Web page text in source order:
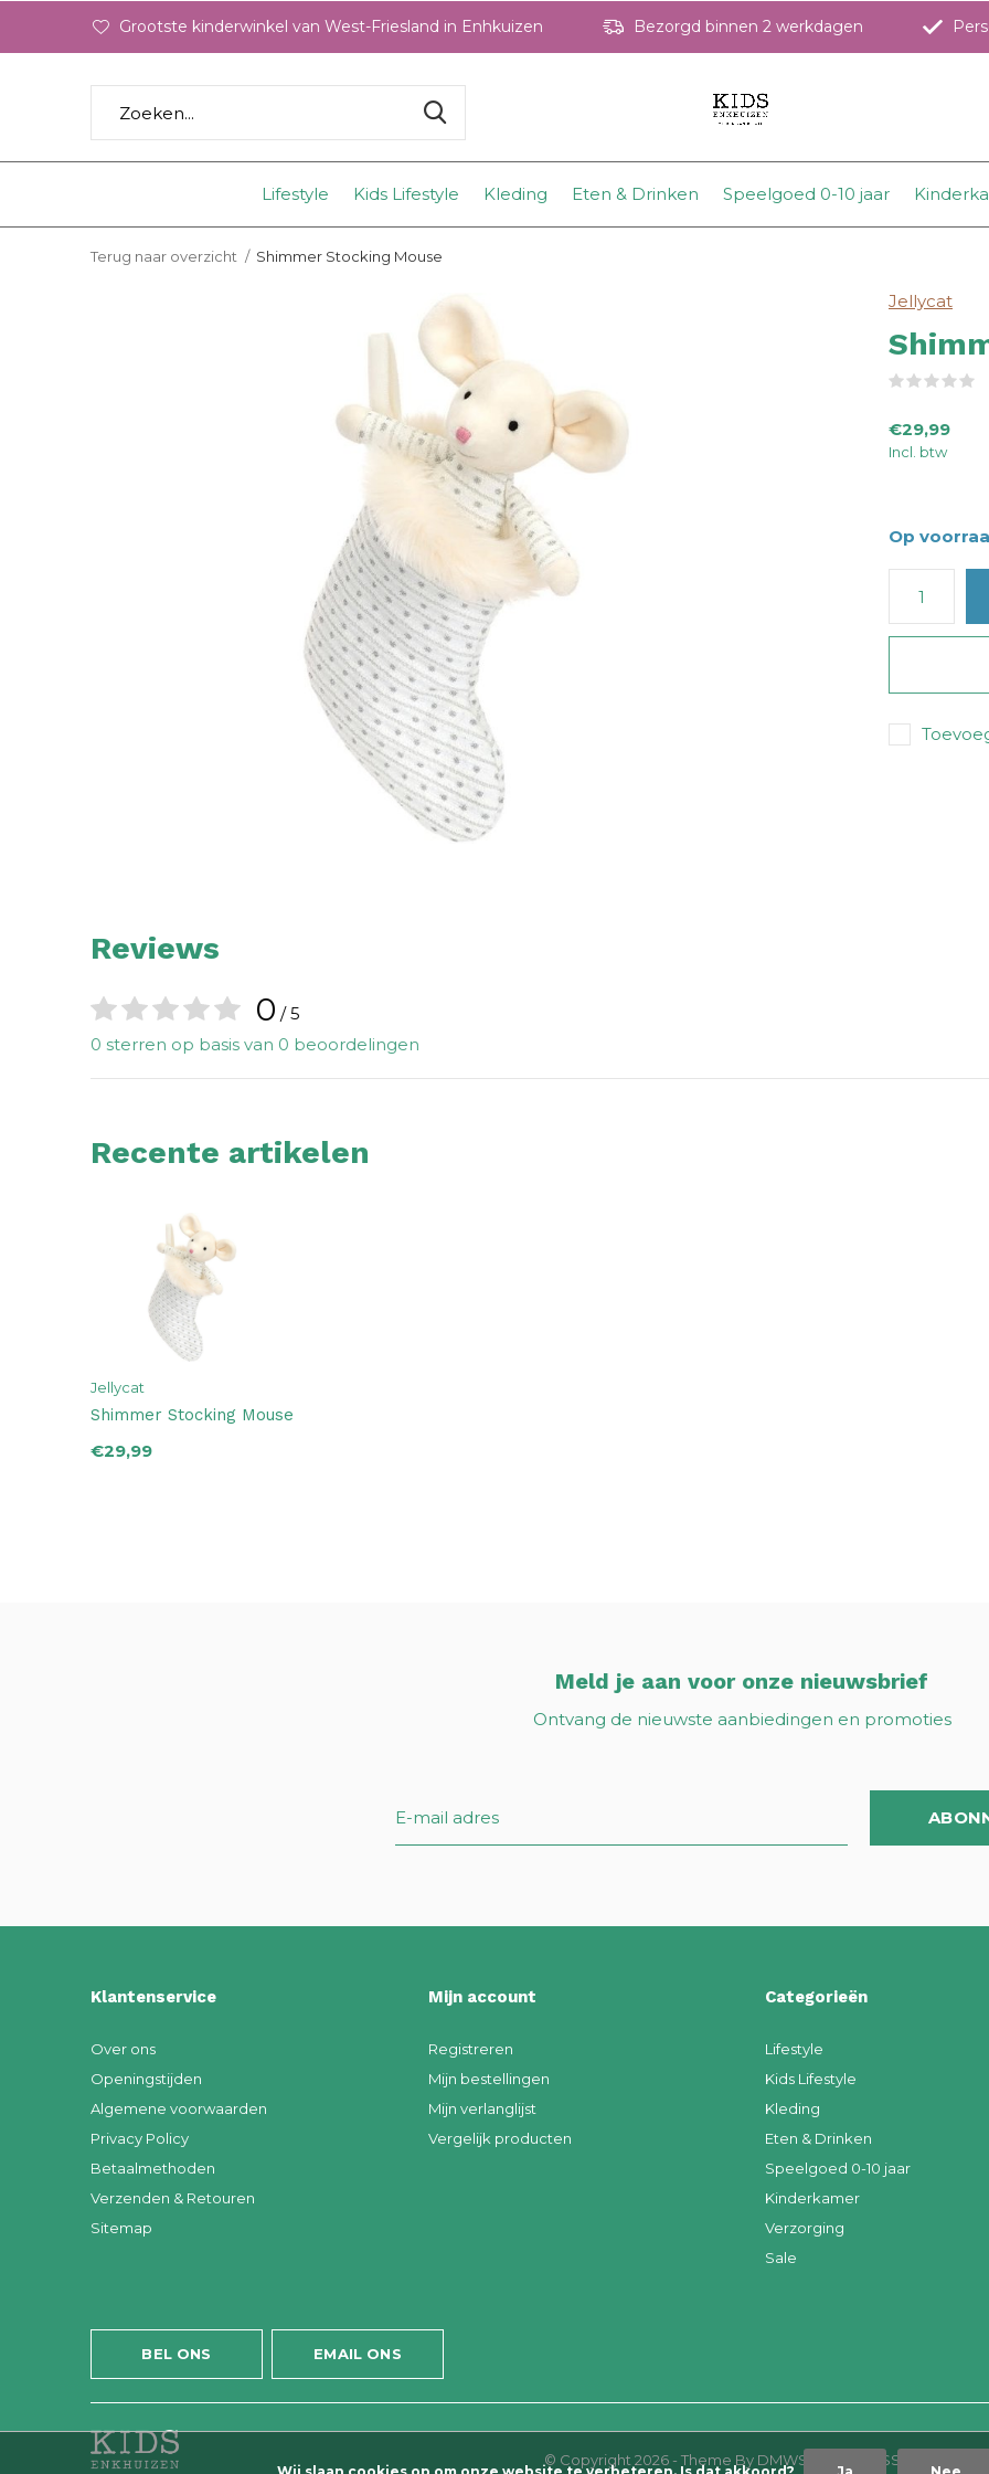
Lifestyle Kids Lifestyle Kleding Eten & Drinken Speelgoed 0-10 jaar
Grootste kinderwinkel van West-Friesland in Enhkuizen Bezorgd binnen 2 werkdagen
Terug naar overzicht Shimmer Stocking Mouse
Jellycat
€29,99
Incl. btw
Op
Reviews
0 / 5
0 sterren op basis van 0 beoordelingen
Recente artikelen
Jellycat
Shimmer Stocking Mouse
€29,99
Meld je aan voor onze nieuwsbrief
Ontvang de nieuwste aanbiedingen en promoties
Klantenservice
Over ons
Openingstijden
Algemene voorwaarden
Privacy Policy
Betaalmethoden
Verzenden & Retouren
Sitemap
Mijn account
Registreren
Mijn bestellingen
Mijn verlanglijst
Vergelijk producten
Categorieën
Lifestyle
Kids Lifestyle
Kleding
Eten & Drinken
Speelgoed 0-10 jaar
Kinderkamer
Verzorging
Sale
BEL ONS EMAIL ONS
© Copyright 2026- Theme By DMWS RSS-feed